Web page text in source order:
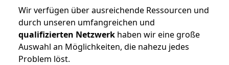
Wir verfügen über ausreichende Ressourcen und
durch unseren umfangreichen und
qualifizierten Netzwerk haben wir eine große
Auswahl an Möglichkeiten, die nahezu jedes
Problem löst.